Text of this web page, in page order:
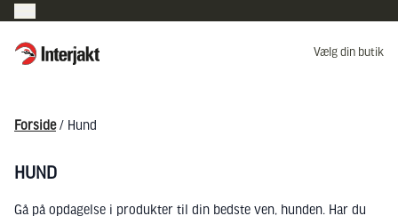
Interjakt DK Vælg din butik
Forside/ Hund
HUND
Gå på opdagelse i produkter til din bedste ven, hunden. Har du